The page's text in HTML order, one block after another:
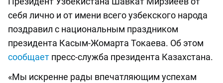
себя лично и от имени всего узбекского народа
поздравил с национальным праздником
президента Касым-Жомарта Токаева. Об этом
сообщает пресс-служба президента Казахстана.
«Мы искренне рады впечатляющим успехам